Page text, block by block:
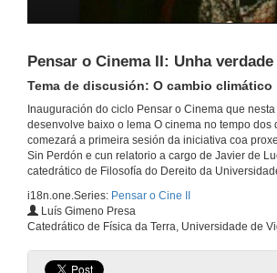
Pensar o Cinema II: Unha
Tema de discusión: O cambio climático
Inauguración do ciclo Pensar o Cinema que
desenvolve baixo o lema O cinema no tempo dos
comezará a primeira sesión da iniciativa coa
Sin Perdón e cun relatorio a cargo de Javier de
catedrático de Filosofía do Dereito da
i18n.one.Series: Pensar o Cine II
Luís Gimeno Presa
Catedrático de Física da Terra, Universidade de